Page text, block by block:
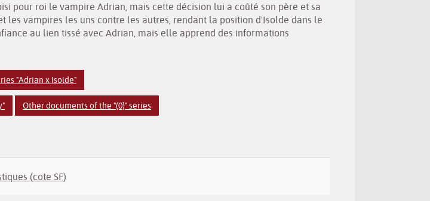
pour roi le vampire Adrian, mais cette décision lui a coûté son père et sa
les vampires les uns contre les autres, rendant la position d'Isolde dans le
au lien tissé avec Adrian, mais elle apprend des informations
"Adrian x Isolde"
Other documents of the "(0}" series
(cote SF)